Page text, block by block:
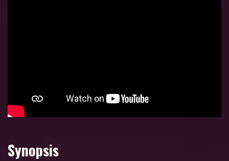
Synopsis